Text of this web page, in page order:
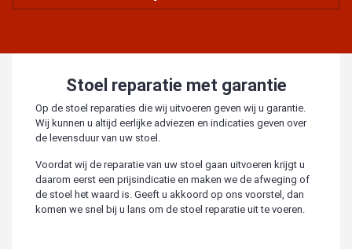
Stoel reparatie met garantie
Op de stoel reparaties die wij uitvoeren geven wij u garantie.
Wij kunnen u altijd eerlijke adviezen en indicaties geven over
de levensduur van uw stoel.
Voordat wij de reparatie van uw stoel gaan uitvoeren krijgt u
daarom eerst een prijsindicatie en maken we de afweging of
de stoel het waard is. Geeft u akkoord op ons voorstel, dan
komen we snel bij u lans om de stoel reparatie uit te voeren.